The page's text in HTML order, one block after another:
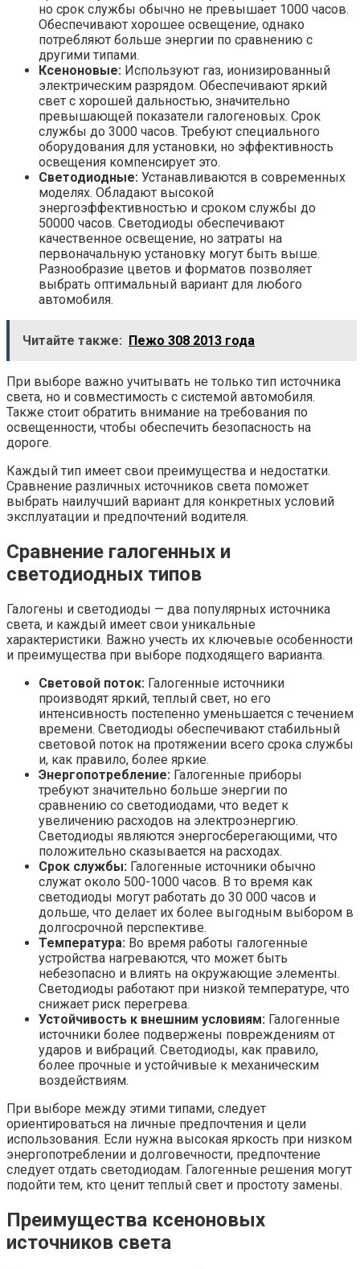
но срок службы обычно не превышает 1000 часов.
Обеспечивают хорошее освещение, однако
потребляют больше энергии по сравнению с
другими типами.
Ксеноновые: Используют газ, ионизированный
электрическим разрядом. Обеспечивают яркий
свет с хорошей дальностью, значительно
превышающей показатели галогеновых. Срок
службы до 3000 часов. Требуют специального
оборудования для установки, но эффективность
освещения компенсирует это.
Светодиодные: Устанавливаются в современных
моделях. Обладают высокой
энергоэффективностью и сроком службы до
50000 часов. Светодиоды обеспечивают
качественное освещение, но затраты на
первоначальную установку могут быть выше.
Разнообразие цветов и форматов позволяет
выбрать оптимальный вариант для любого
автомобиля.
Читайте также: Пежо 308 2013 года
При выборе важно учитывать не только тип источника
света, но и совместимость с системой автомобиля.
Также стоит обратить внимание на требования по
освещенности, чтобы обеспечить безопасность на
дороге.
Каждый тип имеет свои преимущества и недостатки.
Сравнение различных источников света поможет
выбрать наилучший вариант для конкретных условий
эксплуатации и предпочтений водителя.
Сравнение галогенных и
светодиодных типов
Галогены и светодиоды — два популярных источника
света, и каждый имеет свои уникальные
характеристики. Важно учесть их ключевые особенности
и преимущества при выборе подходящего варианта.
Световой поток: Галогенные источники
производят яркий, теплый свет, но его
интенсивность постепенно уменьшается с течением
времени. Светодиоды обеспечивают стабильный
световой поток на протяжении всего срока службы
и, как правило, более яркие.
Энергопотребление: Галогенные приборы
требуют значительно больше энергии по
сравнению со светодиодами, что ведет к
увеличению расходов на электроэнергию.
Светодиоды являются энергосберегающими, что
положительно сказывается на расходах.
Срок службы: Галогенные источники обычно
служат около 500-1000 часов. В то время как
светодиоды могут работать до 30 000 часов и
дольше, что делает их более выгодным выбором в
долгосрочной перспективе.
Температура: Во время работы галогенные
устройства нагреваются, что может быть
небезопасно и влиять на окружающие элементы.
Светодиоды работают при низкой температуре, что
снижает риск перегрева.
Устойчивость к внешним условиям: Галогенные
источники более подвержены повреждениям от
ударов и вибраций. Светодиоды, как правило,
более прочные и устойчивые к механическим
воздействиям.
При выборе между этими типами, следует
ориентироваться на личные предпочтения и цели
использования. Если нужна высокая яркость при низком
энергопотреблении и долговечности, предпочтение
следует отдать светодиодам. Галогенные решения могут
подойти тем, кто ценит теплый свет и простоту замены.
Преимущества ксеноновых
источников света